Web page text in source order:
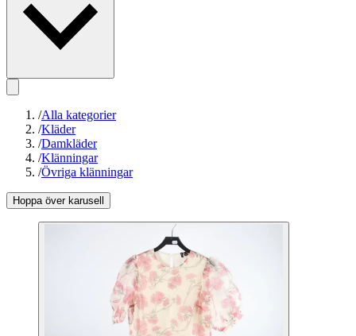
/Alla kategorier
/Kläder
/Damkläder
/Klänningar
/Övriga klänningar
Hoppa över karusell